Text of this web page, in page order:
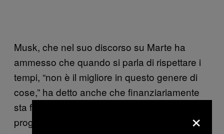
Musk, che nel suo discorso su Marte ha
ammesso che quando si parla di rispettare i
tempi, “non è il migliore in questo genere di
cose,” ha detto anche che finanziariamente
sta facendo
progetto.
×